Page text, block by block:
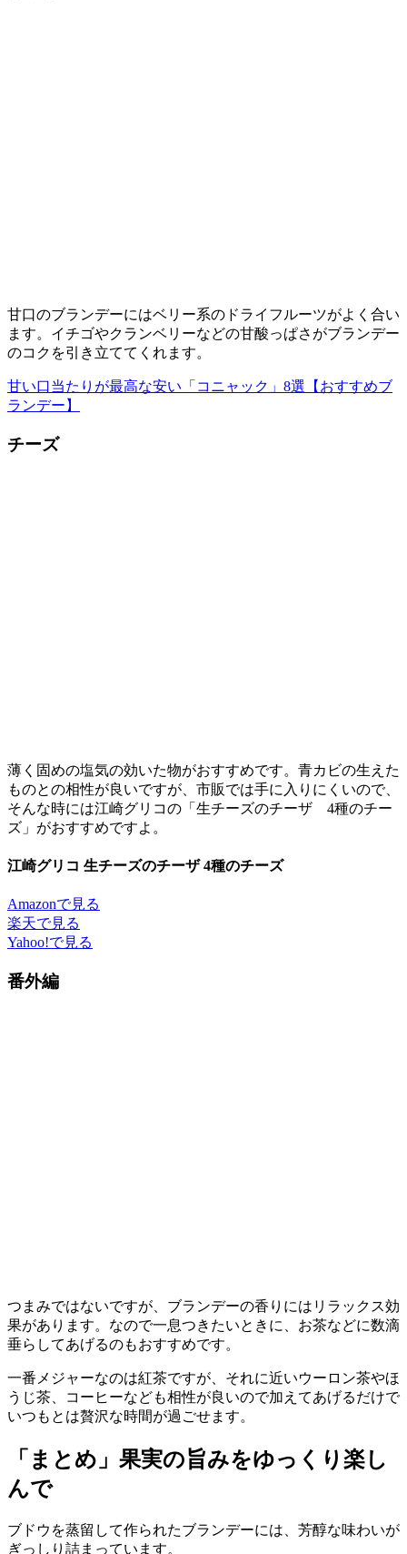
甘口のブランデーにはベリー系のドライフルーツがよく合い
ます。イチゴやクランベリーなどの甘酸っぱさがブランデー
のコクを引き立ててくれます。
甘い口当たりが最高な安い「コニャック」8選【おすすめブ
ランデー】
チーズ
薄く固めの塩気の効いた物がおすすめです。青カビの生えた
ものとの相性が良いですが、市販では手に入りにくいので、
そんな時には江崎グリコの「生チーズのチーザ 4種のチー
ズ」がおすすめですよ。
江崎グリコ 生チーズのチーザ 4種のチーズ
Amazonで見る
楽天で見る
Yahoo!で見る
番外編
つまみではないですが、ブランデーの香りにはリラックス効
果があります。なので一息つきたいときに、お茶などに数滴
垂らしてあげるのもおすすめです。
一番メジャーなのは紅茶ですが、それに近いウーロン茶やほ
うじ茶、コーヒーなども相性が良いので加えてあげるだけで
いつもとは贅沢な時間が過ごせます。
「まとめ」果実の旨みをゆっくり楽し
んで
ブドウを蒸留して作られたブランデーには、芳醇な味わいが
ぎっしり詰まっています。